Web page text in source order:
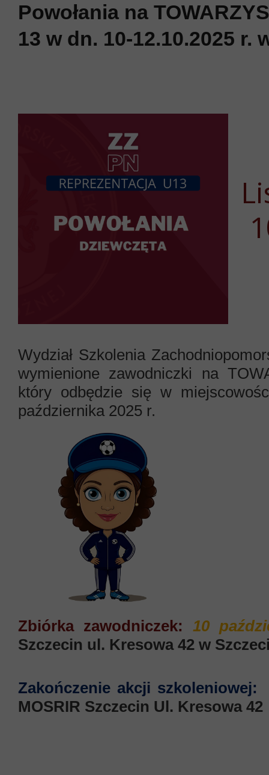
Powołania na
13 w dn. 10-12.10.2025 r.
Wydział Szkolenia
wymienione zawodniczki na
który odbędzie się w
października 2025 r.
Zbiórka zawodniczek:
10
Szczecin ul. Kresowa 42 w
Zakończenie akcji szkoleniowej:
MOSRIR Szczecin Ul. Kresowa 42